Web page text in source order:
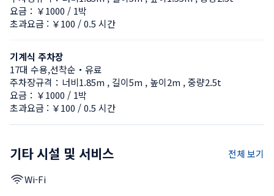
요금：￥1000 / 1박
초과요금 : ￥100 / 0.5 시간
기계식 주차장
17대 수용,선착순・유료
주차장규격：너비1.85m , 길이5m , 높이2m , 중량2.5t
요금：￥1000 / 1박
초과요금 : ￥100 / 0.5 시간
기타 시설 및 서비스 전체 보기
Wi-Fi